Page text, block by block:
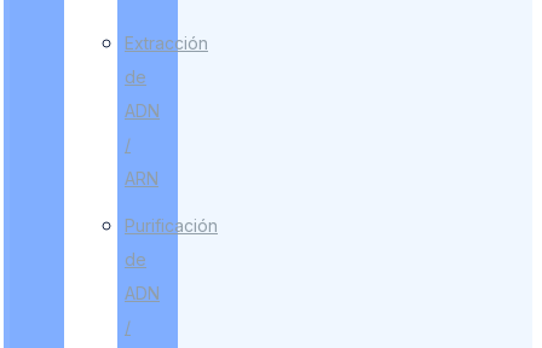
Extracción
de
ADN
/
ARN
Purificación
de
ADN
/